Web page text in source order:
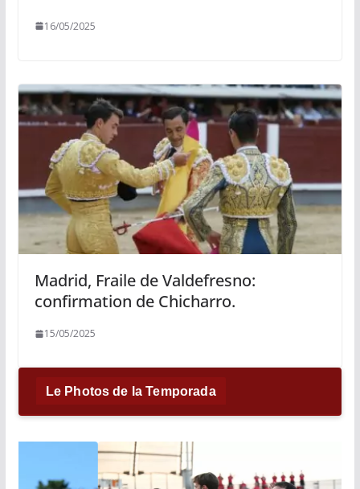
16/05/2025
Madrid, Fraile de Valdefresno:
confirmation de Chicharro.
15/05/2025
Le Photos de la Temporada